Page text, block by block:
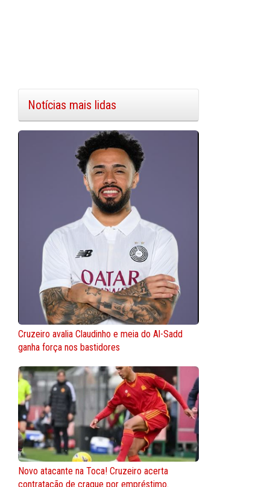
Notícias mais lidas
Cruzeiro avalia Claudinho e meia do Al-Sadd
ganha força nos bastidores
Novo atacante na Toca! Cruzeiro acerta
contratação de craque por empréstimo.